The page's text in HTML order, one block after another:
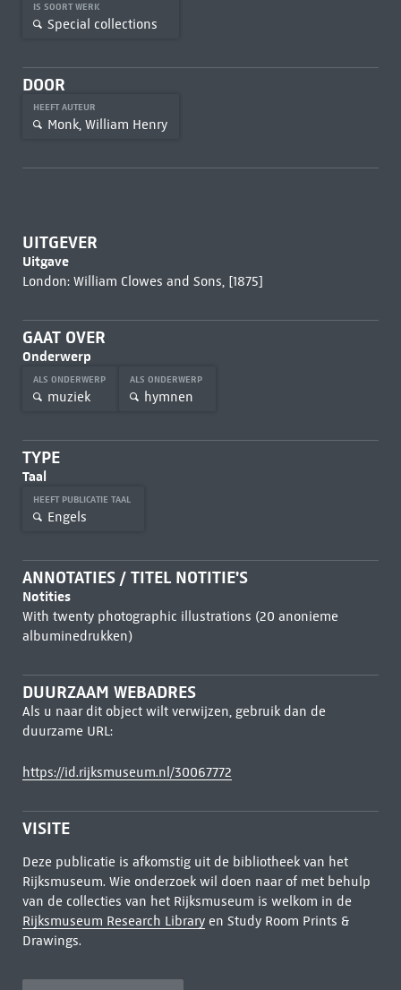
IS SOORT WERK
Special collections
DOOR
HEEFT AUTEUR
Monk, William Henry
UITGEVER
Uitgave
London: William Clowes and Sons, [1875]
GAAT OVER
Onderwerp
ALS ONDERWERP
muziek
ALS ONDERWERP
hymnen
TYPE
Taal
HEEFT PUBLICATIE TAAL
Engels
ANNOTATIES / TITEL NOTITIE'S
Notities
With twenty photographic illustrations (20 anonieme
albuminedrukken)
DUURZAAM WEBADRES
Als u naar dit object wilt verwijzen, gebruik dan de
duurzame URL:
https://id.rijksmuseum.nl/30067772
VISITE
Deze publicatie is afkomstig uit de bibliotheek van het
Rijksmuseum. Wie onderzoek wil doen naar of met behulp
van de collecties van het Rijksmuseum is welkom in de
Rijksmuseum Research Libraryen Study Room Prints &
Drawings.